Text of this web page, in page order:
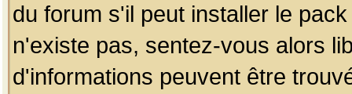
du forum s'il peut installer le
n'existe pas, sentez-vous alors
d'informations peuvent être